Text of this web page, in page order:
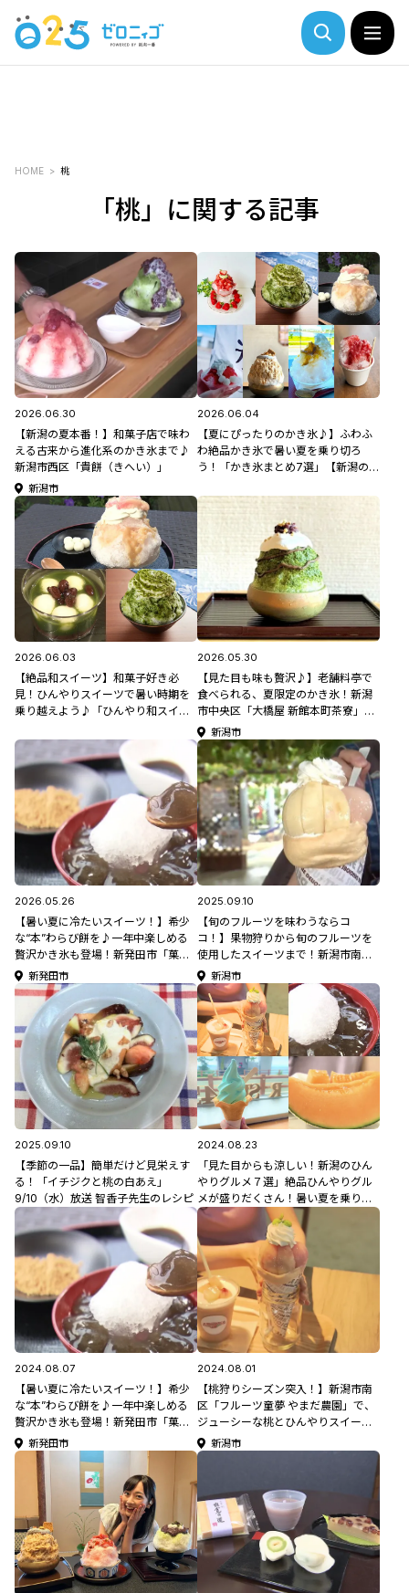
HOME 桃
「桃」に関する記事
2026.06.30
【新潟の夏本番！】和菓子店で味わ
える古来から進化系のかき氷まで♪
新潟市西区「貴餅（きへい）」
新潟市
2026.06.04
【夏にぴったりのかき氷♪】ふわふ
わ絶品かき氷で暑い夏を乗り切ろ
う！「かき氷まとめ7選」【新潟のひ
2026.06.03
【絶品和スイーツ】和菓子好き必
見！ひんやりスイーツで暑い時期を
乗り越えよう♪「ひんやり和スイー
ット・グルメ特集2026】
2026.05.30
【見た目も味も贅沢♪】老舗料亭で
食べられる、夏限定のかき氷！新潟
市中央区「大橋屋 新館本町茶寮」
【新潟のひんやりスポット・グルメ
特集2026】
新潟市
2026.05.26
【暑い夏に冷たいスイーツ！】希少
な“本”わらび餅を♪一年中楽しめる
贅沢かき氷も登場！新発田市「菓匠
庵 寿堂」【新潟のひんやりスポッ
ト・グルメ特集2026】
新発田市
2025.09.10
【旬のフルーツを味わうならコ
コ！】果物狩りから旬のフルーツを
使用したスイーツまで！新潟市南区
「フルーツ童夢 やまだ農園｣
新潟市
2025.09.10
【季節の一品】簡単だけど見栄えす
る！「イチジクと桃の白あえ」
9/10（水）放送 智香子先生のレシピ
2024.08.23
「見た目からも涼しい！新潟のひん
やりグルメ７選」絶品ひんやりグル
メが盛りだくさん！暑い夏を乗り越
えよう♪
2024.08.07
【暑い夏に冷たいスイーツ！】希少
な“本”わらび餅を♪一年中楽しめる
贅沢かき氷も登場！新発田市「菓匠
庵 寿堂」
新発田市
2024.08.01
【桃狩りシーズン突入！】新潟市南
区「フルーツ童夢 やまだ農園」で、
ジューシーな桃とひんやりスイーツ
を味わおう♪
新潟市